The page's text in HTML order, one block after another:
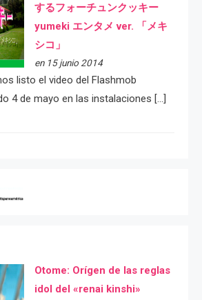
するフォーチュンクッキー
yumeki エンタメ ver. 「メキ
シコ」
en 15 junio 2014
listo el video del Flashmob
4 de mayo en las instalaciones […]
Otome: Orígen de las reglas
idol del «renai kinshi»